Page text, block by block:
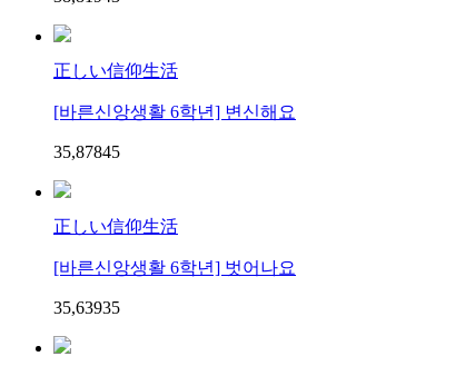
正しい信仰生活
[바른신앙생활 6학년] 변신해요
35,87845
正しい信仰生活
[바른신앙생활 6학년] 벗어나요
35,63935